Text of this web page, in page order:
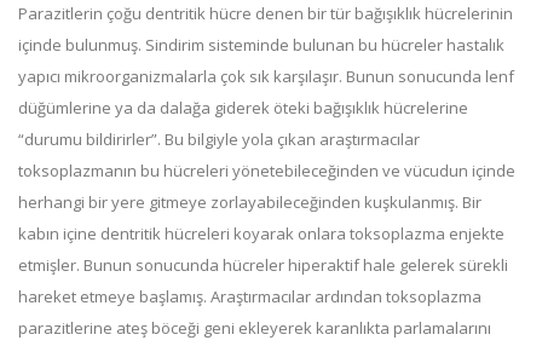
Parazitlerin çoğu dentritik hücre denen bir tür bağışıklık hücrelerinin
içinde bulunmuş. Sindirim sisteminde bulunan bu hücreler hastalık
yapıcı mikroorganizmalarla çok sık karşılaşır. Bunun sonucunda lenf
düğümlerine ya da dalağa giderek öteki bağışıklık hücrelerine
“durumu bildirirler”. Bu bilgiyle yola çıkan araştırmacılar
toksoplazmanın bu hücreleri yönetebileceğinden ve vücudun içinde
herhangi bir yere gitmeye zorlayabileceğinden kuşkulanmış. Bir
kabın içine dentritik hücreleri koyarak onlara toksoplazma enjekte
etmişler. Bunun sonucunda hücreler hiperaktif hale gelerek sürekli
hareket etmeye başlamış. Araştırmacılar ardından toksoplazma
parazitlerine ateş böceği geni ekleyerek karanlıkta parlamalarını